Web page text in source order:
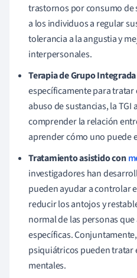
trastornos por consumo de
a los individuos a regular
tolerancia a la angustia y
interpersonales.
Terapia de Grupo
específicamente para
abuso de sustancias, la TGI
comprender la relación
aprender cómo uno puede
Tratamiento asistido con
investigadores han
pueden ayudar a controlar
reducir los antojos y
normal de las personas
específicas.
psiquiátricos pueden
mentales.